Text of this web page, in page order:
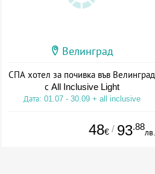
Велинград
СПА хотел за почивка във Велинград
с All Inclusive Light
Дата: 01.07 - 30.09 + all inclusive
48€ / 93.88
лв.